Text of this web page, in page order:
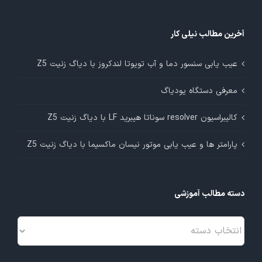
آخرین مطالب نیلی کار
عیب یابی سنسور دما و آب تویوتا لندکروز با دیاگ زنیت Z5
معرفی دستگاه یودیاگ
کالیبراسیون resolver سوناتا هیبرید LF با دیاگ زنیت Z5
پارامتر ها و عیب یابی موتور نیسان ماکسیما با دیاگ زنیت Z5
دسته مطالب آموزشی
دسته